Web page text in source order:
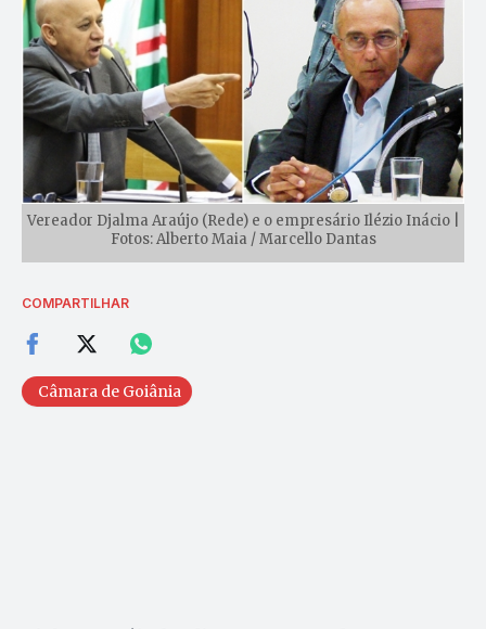
Vereador Djalma Araújo (Rede) e o empresário Ilézio Inácio |
Fotos: Alberto Maia / Marcello Dantas
COMPARTILHAR
Câmara de Goiânia